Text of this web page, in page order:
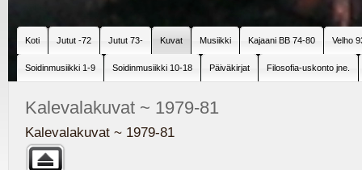
Koti Jutut -72 Jutut 73- Kuvat Musiikki Kajaani BB 74-80 Velho
Soidinmusiikki 1-9 Soidinmusiikki 10-18 Päiväkirjat Filosofia-uskonto jne.
Kalevalakuvat ~ 1979-81
Kalevalakuvat ~ 1979-81